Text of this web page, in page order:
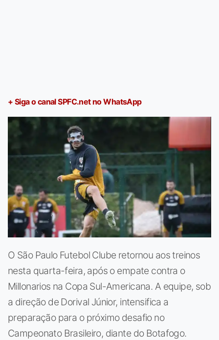
+ Siga o canal SPFC.net no WhatsApp
O São Paulo Futebol Clube retornou aos treinos
nesta quarta-feira, após o empate contra o
Millonarios na Copa Sul-Americana. A equipe, sob
a direção de Dorival Júnior, intensifica a
preparação para o próximo desafio no
Campeonato Brasileiro, diante do Botafogo.